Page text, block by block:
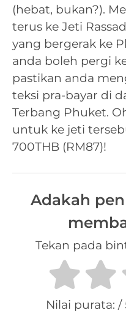
(hebat, bukan?).
terus ke Jeti
yang bergerak ke
anda boleh pergi
pastikan anda
teksi pra-bayar di
Terbang Phuket.
untuk ke jeti
700THB (RM87)!
Adakah
Tekan pada
Nilai purata: /